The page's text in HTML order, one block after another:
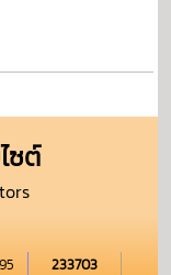
ซต์
233703